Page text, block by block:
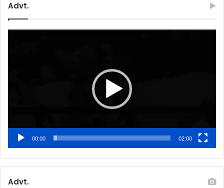
Advt.
00:00 02:00
Advt.